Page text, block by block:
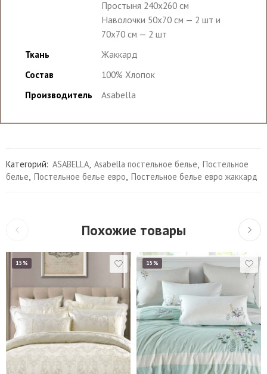
Простыня 240х260 см
Наволочки 50х70 см — 2 шт и
70х70 см — 2 шт
Ткань
Жаккард
Состав
100% Хлопок
Производитель
Asabella
Категорий: ASABELLA, Asabella постельное белье, Постельное
белье, Постельное белье евро, Постельное белье евро жаккард
Похожие товары
15%
Евро
Евро Макси
15%